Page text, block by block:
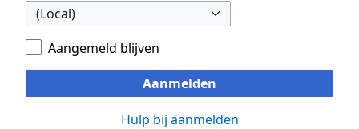
Aangemeld blijven
Aanmelden
Hulp bij aanmelden